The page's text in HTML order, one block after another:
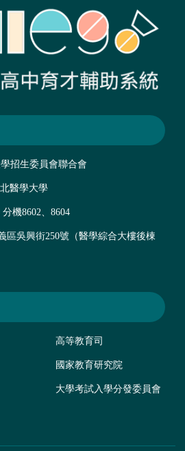
招生委員會聯合會
醫學大學
分機8602、8604
區吳興街250號（醫學綜合大樓後棟
高等教育司
國家教育研究院
大學考試入學分發委員會